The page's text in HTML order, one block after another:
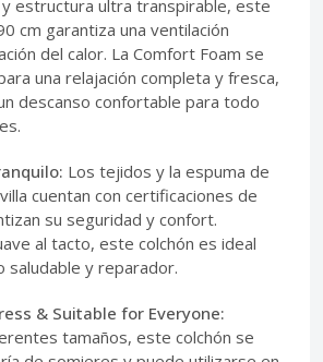
estructura ultra transpirable, este
cm garantiza una ventilación
del calor. La Comfort Foam se
una relajación completa y fresca,
descanso confortable para todo
Los tejidos y la espuma de
cuentan con certificaciones de
su seguridad y confort.
al tacto, este colchón es ideal
saludable y reparador.
& Suitable for Everyone:
tamaños, este colchón se